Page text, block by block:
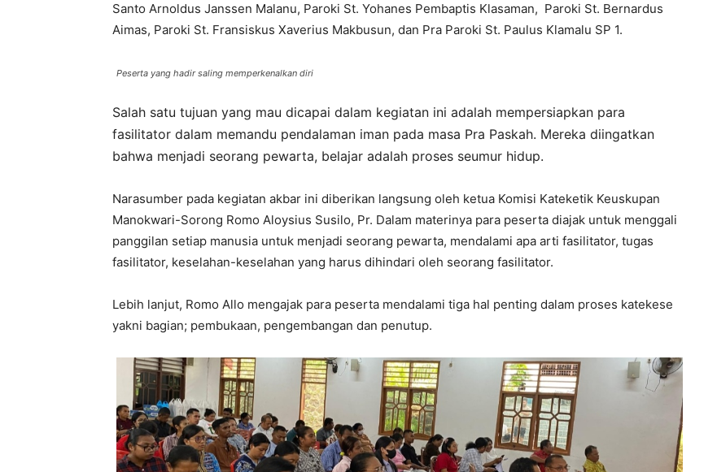
Santo Arnoldus Janssen Malanu, Paroki St. Yohanes Pembaptis Klasaman, Paroki St. Bernardus
Aimas, Paroki St. Fransiskus Xaverius Makbusun, dan Pra Paroki St. Paulus Klamalu SP 1.
Peserta yang hadir saling memperkenalkan diri
Salah satu tujuan yang mau dicapai dalam kegiatan ini adalah mempersiapkan para
fasilitator dalam memandu pendalaman iman pada masa Pra Paskah. Mereka diingatkan
bahwa menjadi seorang pewarta, belajar adalah proses seumur hidup.
Narasumber pada kegiatan akbar ini diberikan langsung oleh ketua Komisi Kateketik Keuskupan
Manokwari-Sorong Romo Aloysius Susilo, Pr. Dalam materinya para peserta diajak untuk menggali
panggilan setiap manusia untuk menjadi seorang pewarta, mendalami apa arti fasilitator, tugas
fasilitator, keselahan-keselahan yang harus dihindari oleh seorang fasilitator.
Lebih lanjut, Romo Allo mengajak para peserta mendalami tiga hal penting dalam proses katekese
yakni bagian; pembukaan, pengembangan dan penutup.